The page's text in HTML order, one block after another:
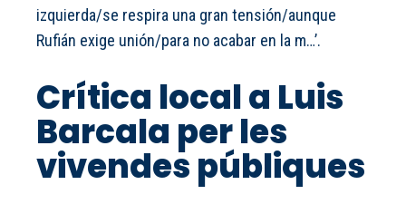
izquierda/se respira una gran tensión/aunque
Rufián exige unión/para no acabar en la m…’.
Crítica local a Luis
Barcala per les
vivendes públiques